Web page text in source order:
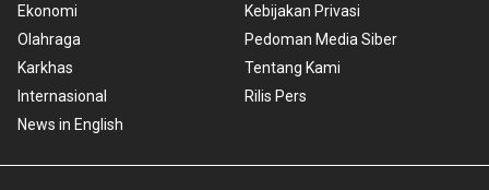
Ekonomi
Olahraga
Karkhas
Internasional
News in English
Kebijakan Privasi
Pedoman Media Siber
Tentang Kami
Rilis Pers